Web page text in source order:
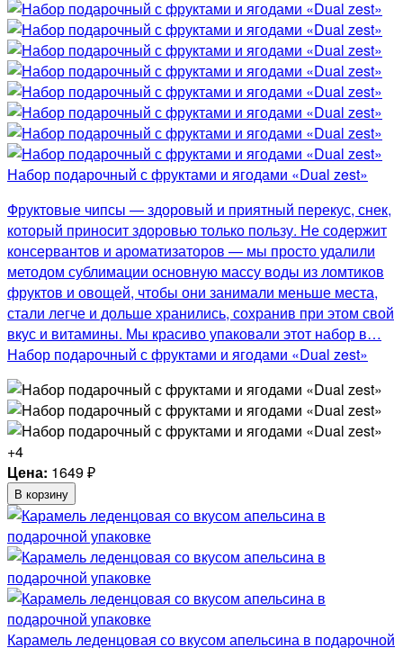
Набор подарочный с фруктами и ягодами «Dual zest»
Фруктовые чипсы — здоровый и приятный перекус, снек,
который приносит здоровью только пользу. Не содержит
консервантов и ароматизаторов — мы просто удалили
методом сублимации основную массу воды из ломтиков
фруктов и овощей, чтобы они занимали меньше места,
стали легче и дольше хранились, сохранив при этом свой
вкус и витамины. Мы красиво упаковали этот набор в…
Набор подарочный с фруктами и ягодами «Dual zest»
+4
Цена: 1649₽
В корзину
Карамель леденцовая со вкусом апельсина в подарочной